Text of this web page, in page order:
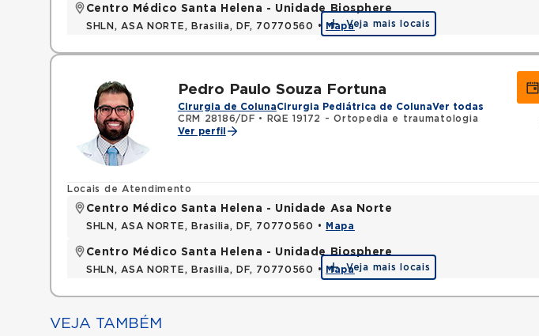
Centro Médico Santa Helena - Unidade Biosphere
SHLN, ASA NORTE, Brasilia, DF, 70770560 • MapaVeja mais locais
Pedro Paulo Souza Fortuna
Cirurgia de ColunaCirurgia Pediátrica de ColunaVer todas
CRM 28186/DF •
RQE 19172 - Ortopedia e traumatologia
Ver perfil
Locais de Atendimento
Centro Médico Santa Helena - Unidade Asa Norte
SHLN, ASA NORTE, Brasilia, DF, 70770560 • Mapa
Centro Médico Santa Helena - Unidade Biosphere
SHLN, ASA NORTE, Brasilia, DF, 70770560 • MapaVeja mais locais
VEJA TAMBÉM